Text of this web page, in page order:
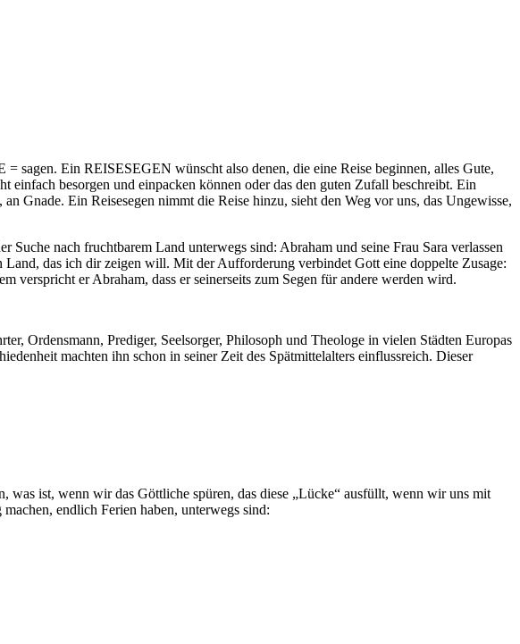
Ein REISESEGEN wünscht also denen, die eine Reise beginnen, alles Gute,
einfach besorgen und einpacken können oder das den guten Zufall beschreibt. Ein
Gnade. Ein Reisesegen nimmt die Reise hinzu, sieht den Weg vor uns, das Ungewisse,
nach fruchtbarem Land unterwegs sind: Abraham und seine Frau Sara verlassen
das ich dir zeigen will. Mit der Aufforderung verbindet Gott eine doppelte Zusage:
verspricht er Abraham, dass er seinerseits zum Segen für andere werden wird.
Ordensmann, Prediger, Seelsorger, Philosoph und Theologe in vielen Städten Europas
machten ihn schon in seiner Zeit des Spätmittelalters einflussreich. Dieser
was ist, wenn wir das Göttliche spüren, das diese „Lücke“ ausfüllt, wenn wir uns mit
endlich Ferien haben, unterwegs sind: